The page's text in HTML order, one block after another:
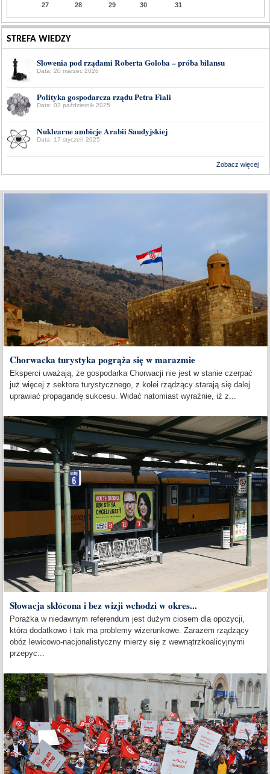
27 28 29 30 31
STREFA WIEDZY
Słowenia pod rządami Roberta Goloba – próba bilansu
Data: 20 marzec 2026
Polityka gospodarcza rządu Petra Fiali
Data: 03 październik 2025
Nuklearne ambicje Arabii Saudyjskiej
Data: 17 styczeń 2025
Zobacz więcej
Chorwacka turystyka pogrąża się w marazmie
Eksperci uważają, że gospodarka Chorwacji nie jest w stanie czerpać
już więcej z sektora turystycznego, z kolei rządzący starają się dalej
uprawiać propagandę sukcesu. Widać natomiast wyraźnie, iż z...
Słowacja skłócona i bez wizji wchodzi w okres...
Porażka w niedawnym referendum jest dużym ciosem dla opozycji,
która dodatkowo i tak ma problemy wizerunkowe. Zarazem rządzący
obóz lewicowo-nacjonalistyczny mierzy się z wewnątrzkoalicyjnymi
przepyc...